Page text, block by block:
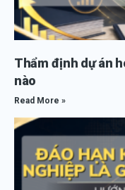
Thẩm định dự án
nào
Read More »